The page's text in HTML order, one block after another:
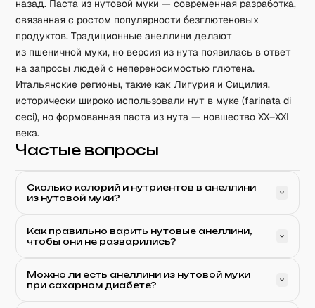
назад. Паста из нутовой муки — современная разработка,
связанная с ростом популярности безглютеновых
продуктов. Традиционные анеллини делают
из пшеничной муки, но версия из нута появилась в ответ
на запросы людей с непереносимостью глютена.
Итальянские регионы, такие как Лигурия и Сицилия,
исторически широко использовали нут в муке (farinata di
ceci), но формованная паста из нута — новшество XX–XXI
века.
Частые вопросы
Сколько калорий и нутриентов в анеллини
из нутовой муки?
Как правильно варить нутовые анеллини,
чтобы они не разварились?
Можно ли есть анеллини из нутовой муки
при сахарном диабете?